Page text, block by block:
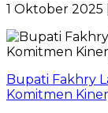
1 Oktober 2025
Bupati Fakhry
Komitmen